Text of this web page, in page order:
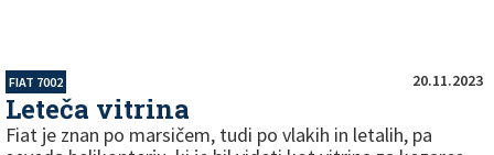
FIAT 7002 20.11.2023
Leteča vitrina
Fiat je znan po marsičem, tudi po vlakih in letalih, pa